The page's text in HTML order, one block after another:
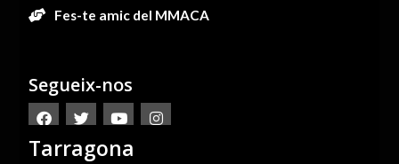
Fes-te amic del MMACA
Segueix-nos
Tarragona